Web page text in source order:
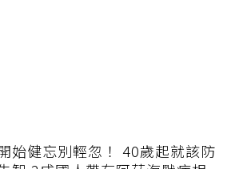
始健忘別輕忽！ 40歲起就該防